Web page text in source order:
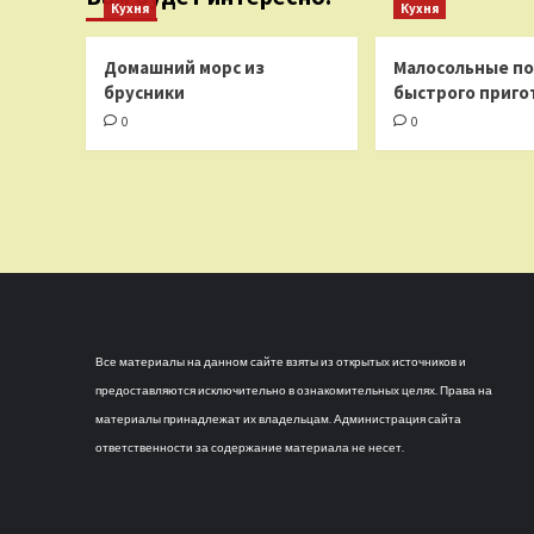
Кухня
Домашний морс из
брусники
0
Кухня
Малосольные
быстрого
0
Все материалы на данном сайте взяты из открытых источников и
предоставляются исключительно в ознакомительных целях. Права на
материалы принадлежат их владельцам. Администрация сайта
ответственности за содержание материала не несет.